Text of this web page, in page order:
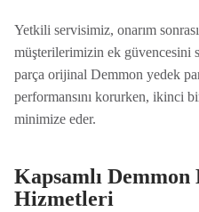
Yetkili servisimiz, onarım
müşterilerimizin ek güvencesini
parça orijinal Demmon yedek
performansını korurken, ikinci
minimize eder.
Kapsamlı
Hizmetleri